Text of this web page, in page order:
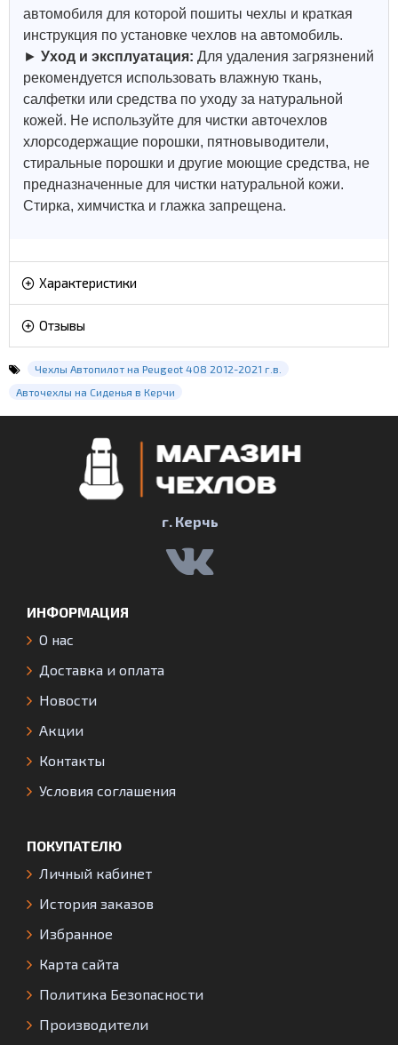
автомобиля для которой пошиты чехлы и краткая
инструкция по установке чехлов на автомобиль.
► Уход и эксплуатация: Для удаления загрязнений
рекомендуется использовать влажную ткань,
салфетки или средства по уходу за натуральной
кожей. Не используйте для чистки авточехлов
хлорсодержащие порошки, пятновыводители,
стиральные порошки и другие моющие средства, не
предназначенные для чистки натуральной кожи.
Стирка, химчистка и глажка запрещена.
Характеристики
Отзывы
Чехлы Автопилот на Peugeot 408 2012-2021 г.в.
Авточехлы на Сиденья в Керчи
г. Керчь
ИНФОРМАЦИЯ
О нас
Доставка и оплата
Новости
Акции
Контакты
Условия соглашения
ПОКУПАТЕЛЮ
Личный кабинет
История заказов
Избранное
Карта сайта
Политика Безопасности
Производители